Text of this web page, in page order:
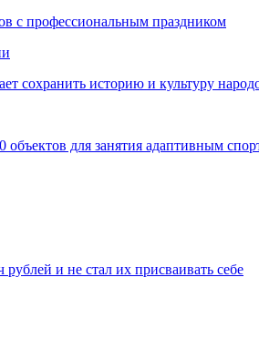
с профессиональным праздником
сохранить историю и культуру
для занятия адаптивным
и не стал их присваивать себе